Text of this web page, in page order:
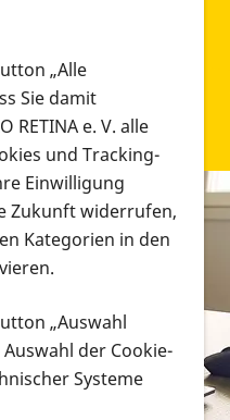
„Alle
Sie damit
RETINA e. V. alle
und Tracking-
Einwilligung
Zukunft widerrufen,
Kategorien in den
„Auswahl
der Cookie-
Systeme